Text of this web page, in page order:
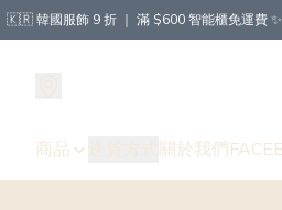
🇰🇷 韓國服飾 9 折 ｜ 滿 $600 智能櫃免運費
商品 關於我們